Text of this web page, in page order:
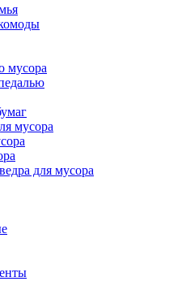
мусора
мусора
для мусора